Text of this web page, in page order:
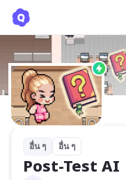
อื่น ๆ อื่น ๆ
Post-Test AI